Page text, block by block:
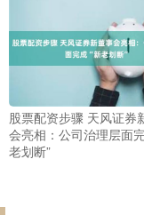
股票配资步骤 天风证券
会亮相：公司治理层面
老划断”